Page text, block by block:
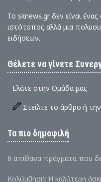
Το sknews.gr δεν είναι
ιστότοπος αλλά μια
ειδήσεων.
Θέλετε να γίνετε
Ελάτε στην Ομάδα μας
Στείλτε το άρθρο ή
Τα πιο δημοφιλή
6 απίθανα πράγματα που
Κολύμβηση: Η καλύτερη